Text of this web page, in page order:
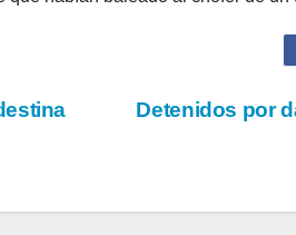
Detenidos por